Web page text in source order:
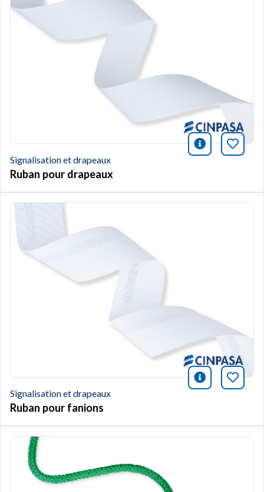
icono
Signalisation et drapeaux
Ruban pour drapeaux
icono
Signalisation et drapeaux
Ruban pour fanions